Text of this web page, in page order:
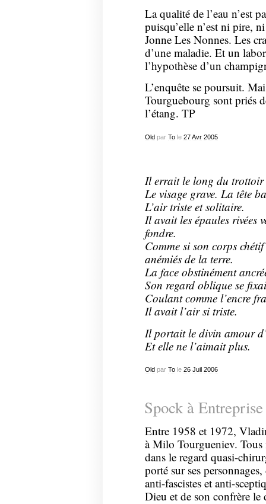
La qualité de l’eau n’est
puisqu’elle n’est ni pire,
Jonne Les Nonnes. Les
d’une maladie. Et un
l’hypothèse d’un
L’enquête se poursuit.
Tourguebourg sont priés
l’étang. TP
Oldpar Tole 27 Avr 2005
Il errait le long du trottoir
Le visage grave. La tête
L’air triste et solitaire.
Il avait les épaules rivées
fondre.
Comme si son corps
anémiés de la terre.
La face obstinément
Son regard oblique se
Coulant comme l’encre
Il avait l’air si triste.
Il portait le divin amour
Et elle ne l’aimait plus.
Oldpar Tole 26 Juil 2006
Spock à
Entre 1958 et 1972,
à Milo Tourgueniev.
dans le regard quasi-
porté sur ses
anti-fascistes et anti-
Dieu et de son confrère le